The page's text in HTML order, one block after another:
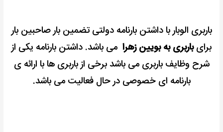
باربری الوبار با داشتن بارنامه دولتی تضمین بار صاحبین بار
برایباربری به بویین زهرا می باشد. داشتن بارنامه یکی از
شرح وظایف باربری می باشد برخی از باربری ها با ارائه ی
بارنامه ای خصوصی در حال فعالیت می باشد.